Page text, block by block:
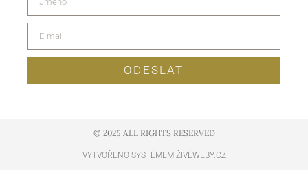
ODESLAT
© 2025 ALL RIGHTS RESERVED​
VYTVOŘENO SYSTÉMEM ŽIVÉWEBY.CZ